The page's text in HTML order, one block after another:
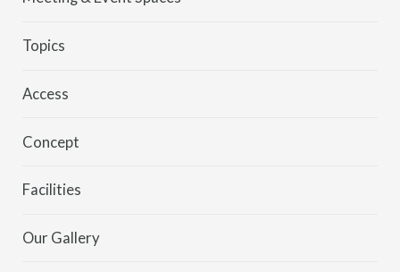
MORETHAN
Topics
Access
Concept
Facilities
Our Gallery